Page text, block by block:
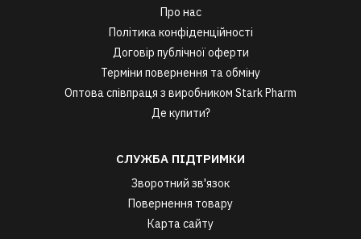
Про нас
Політика конфіденційності
Договір публічної оферти
Терміни повернення та обміну
Оптова співпраця з виробником Stark Pharm
Де купити?
СЛУЖБА ПІДТРИМКИ
Зворотний зв'язок
Повернення товару
Карта сайту